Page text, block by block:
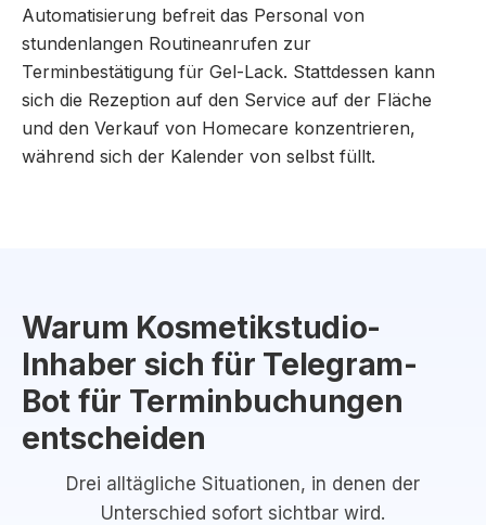
Automatisierung befreit das Personal von
stundenlangen Routineanrufen zur
Terminbestätigung für Gel-Lack. Stattdessen kann
sich die Rezeption auf den Service auf der Fläche
und den Verkauf von Homecare konzentrieren,
während sich der Kalender von selbst füllt.
Warum Kosmetikstudio-
Inhaber sich für Telegram-
Bot für Terminbuchungen
entscheiden
Drei alltägliche Situationen, in denen der
Unterschied sofort sichtbar wird.